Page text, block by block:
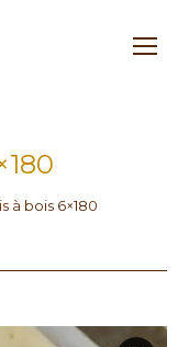
à bois 6×180